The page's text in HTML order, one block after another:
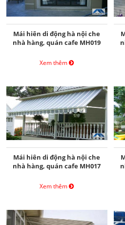
Mái hiên di động hà nội che
nhà hàng, quán cafe MH019
Xem thêm
Mái hiên di động hà nội che
nhà hàng, quán cafe MH017
Xem thêm